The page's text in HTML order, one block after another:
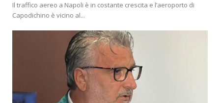
Il traffico aereo a Napoli è in costante crescita e l’aeroporto di
Capodichino è vicino al...